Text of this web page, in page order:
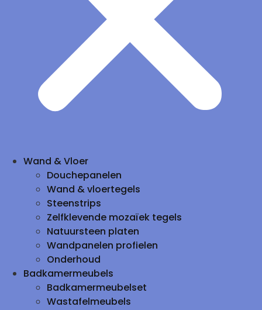
Wand & Vloer
Douchepanelen
Wand & vloertegels
Steenstrips
Zelfklevende mozaïek tegels
Natuursteen platen
Wandpanelen profielen
Onderhoud
Badkamermeubels
Badkamermeubelset
Wastafelmeubels